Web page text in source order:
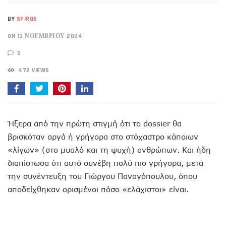
BY SPIROS
ON 13 ΝΟΕΜΒΡΊΟΥ 2024
0
472 VIEWS
Ήξερα από την πρώτη στιγμή ότι το dossier θα
βρισκόταν αργά ή γρήγορα στο στόχαστρο κάποιων
«λίγων» (στο μυαλό και τη ψυχή) ανθρώπων. Και ήδη
διαπίστωσα ότι αυτό συνέβη πολύ πιο γρήγορα, μετά
την συνέντευξη του Γιώργου Παναγόπουλου, όπου
αποδείχθηκαν ορισμένοι πόσο «ελάχιστοι» είναι.